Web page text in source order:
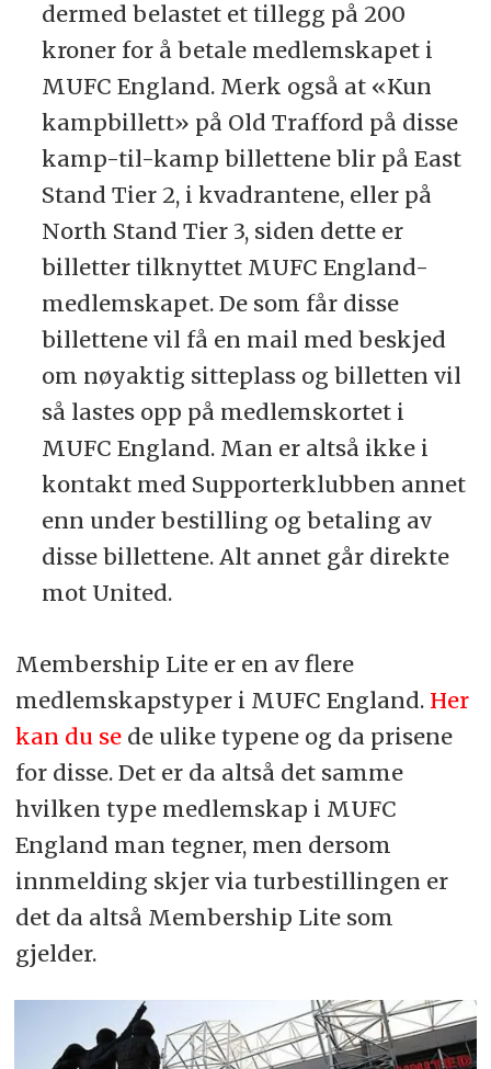
dermed belastet et tillegg på 200
kroner for å betale medlemskapet i
MUFC England. Merk også at «Kun
kampbillett» på Old Trafford på disse
kamp-til-kamp billettene blir på East
Stand Tier 2, i kvadrantene, eller på
North Stand Tier 3, siden dette er
billetter tilknyttet MUFC England-
medlemskapet. De som får disse
billettene vil få en mail med beskjed
om nøyaktig sitteplass og billetten vil
så lastes opp på medlemskortet i
MUFC England. Man er altså ikke i
kontakt med Supporterklubben annet
enn under bestilling og betaling av
disse billettene. Alt annet går direkte
mot United.
Membership Lite er en av flere
medlemskapstyper i MUFC England. Her
kan du sede ulike typene og da prisene
for disse. Det er da altså det samme
hvilken type medlemskap i MUFC
England man tegner, men dersom
innmelding skjer via turbestillingen er
det da altså Membership Lite som
gjelder.